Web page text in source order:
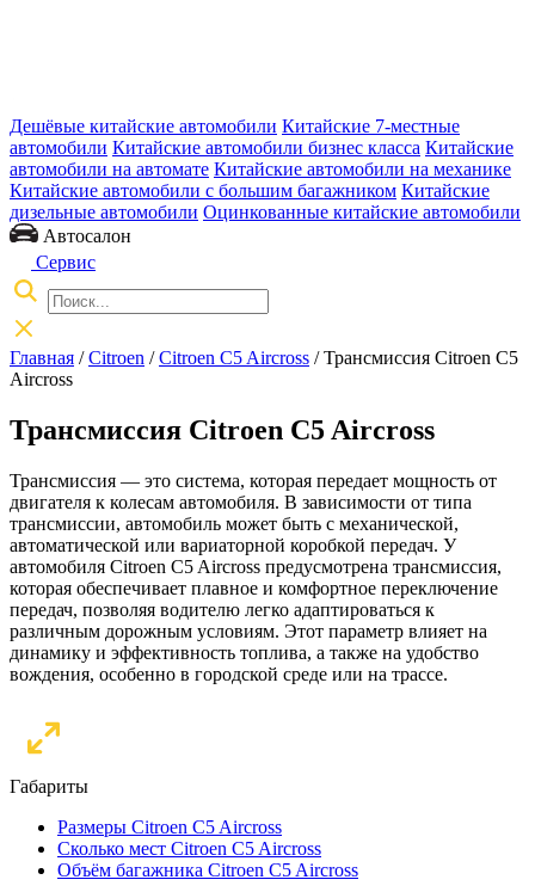
Дешёвые китайские автомобили Китайские 7-местные
автомобили Китайские автомобили бизнес класса Китайские
автомобили на автомате Китайские автомобили на механике
Китайские автомобили с большим багажником Китайские
дизельные автомобили Оцинкованные китайские автомобили
Автосалон
Сервис
Главная /Citroen /Citroen C5 Aircross / Трансмиссия Citroen C5
Aircross
Трансмиссия Citroen C5 Aircross
Трансмиссия — это система, которая передает мощность от
двигателя к колесам автомобиля. В зависимости от типа
трансмиссии, автомобиль может быть с механической,
автоматической или вариаторной коробкой передач. У
автомобиля Citroen C5 Aircross предусмотрена трансмиссия,
которая обеспечивает плавное и комфортное переключение
передач, позволяя водителю легко адаптироваться к
различным дорожным условиям. Этот параметр влияет на
динамику и эффективность топлива, а также на удобство
вождения, особенно в городской среде или на трассе.
Габариты
Размеры Citroen C5 Aircross
Сколько мест Citroen C5 Aircross
Объём багажника Citroen C5 Aircross